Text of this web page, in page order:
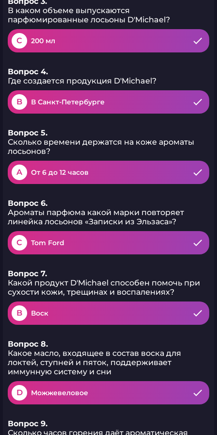
его удобным в
использовании в течение
дня. Стильный и эстетичный
дизайн лосьона прекрасно
дополнит интерьер ванной
комнаты. Удобный дозатор
обеспечивает легкость в
дозировать лосьон точно и
экономно.
В каком объеме выпускаются
парфюмированные лосьоны D'Michael?
C 200 мл
Вопрос 4.
Где создается продукция D'Michael?
B В Санкт-Петербурге
Вопрос 5.
Сколько времени держатся на коже ароматы
лосьонов?
A От 6 до 12 часов
Вопрос 6.
Ароматы парфюма какой марки повторяет
линейка лосьонов «Записки из Эльзаса»?
C Tom Ford
Вопрос 7.
Какой продукт D'Michael способен помочь при
сухости кожи, трещинах и воспалениях?
B Воск
Вопрос 8.
Какое масло, входящее в состав воска для
локтей, ступней и пяток, поддерживает
иммунную систему и сни
D Можжевеловое
Вопрос 9.
Сколько часов горения даёт ароматическая